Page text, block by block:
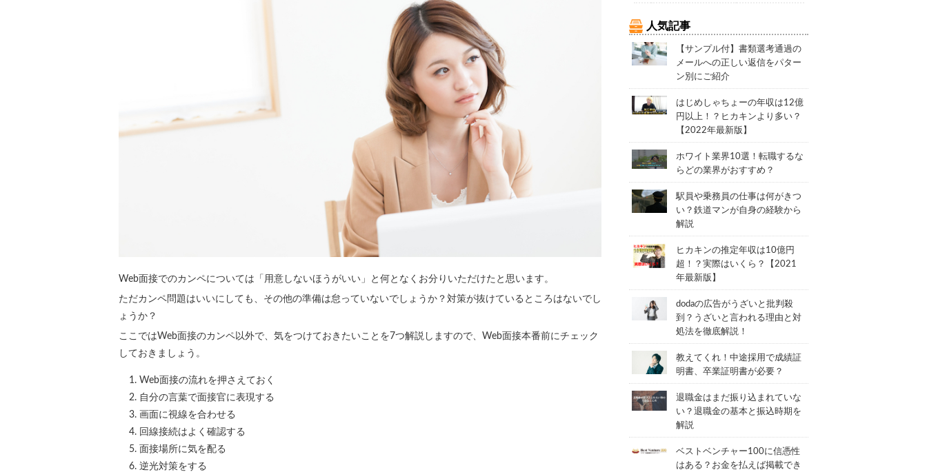
Web面接でのカンペについては「用意しないほうがいい」と何となくお分りいただけたと思います。
ただカンペ問題はいいにしても、その他の準備は怠っていないでしょうか？対策が抜けているところはないでし
ょうか？
ここではWeb面接のカンペ以外で、気をつけておきたいことを7つ解説しますので、Web面接本番前にチェック
しておきましょう。
Web面接の流れを押さえておく
自分の言葉で面接官に表現する
画面に視線を合わせる
回線接続はよく確認する
面接場所に気を配る
逆光対策をする
人気記事
【サンプル付】書類選考通過の
メールへの正しい返信をパター
ン別にご紹介
はじめしゃちょーの年収は12億
円以上！？ヒカキンより多い？
【2022年最新版】
ホワイト業界10選！転職するな
らどの業界がおすすめ？
駅員や乗務員の仕事は何がきつ
い？鉄道マンが自身の経験から
解説
ヒカキンの推定年収は10億円
超！？実際はいくら？【2021
年最新版】
dodaの広告がうざいと批判殺
到？うざいと言われる理由と対
処法を徹底解説！
教えてくれ！中途採用で成績証
明書、卒業証明書が必要？
退職金はまだ振り込まれていな
い？退職金の基本と振込時期を
解説
ベストベンチャー100に信憑性
はある？お金を払えば掲載でき